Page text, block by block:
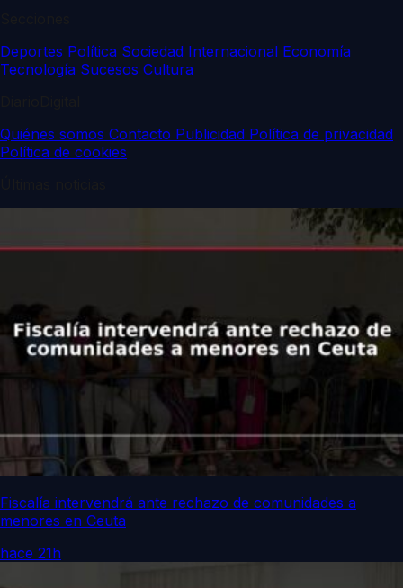
Deportes Política Sociedad Internacional Economía
Tecnología Sucesos Cultura
Quiénes somos Contacto Publicidad Política de privacidad
Política de cookies
Fiscalía intervendrá ante rechazo de comunidades a
menores en Ceuta
hace 21h